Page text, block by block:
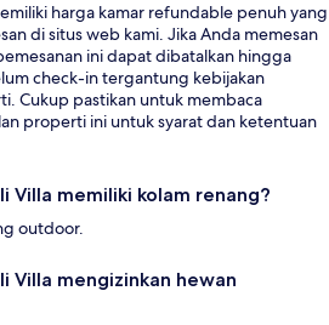
harga kamar refundable penuh yang
di situs web kami. Jika Anda memesan
ini dapat dibatalkan hingga
check-in tergantung kebijakan
Cukup pastikan untuk membaca
properti ini untuk syarat dan ketentuan
Villa memiliki kolam renang?
outdoor.
Villa mengizinkan hewan